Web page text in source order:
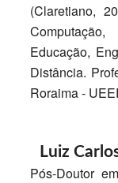
(Claretiano,
Educação,
Distância.
Roraima -
Luiz
Pós-Doutor